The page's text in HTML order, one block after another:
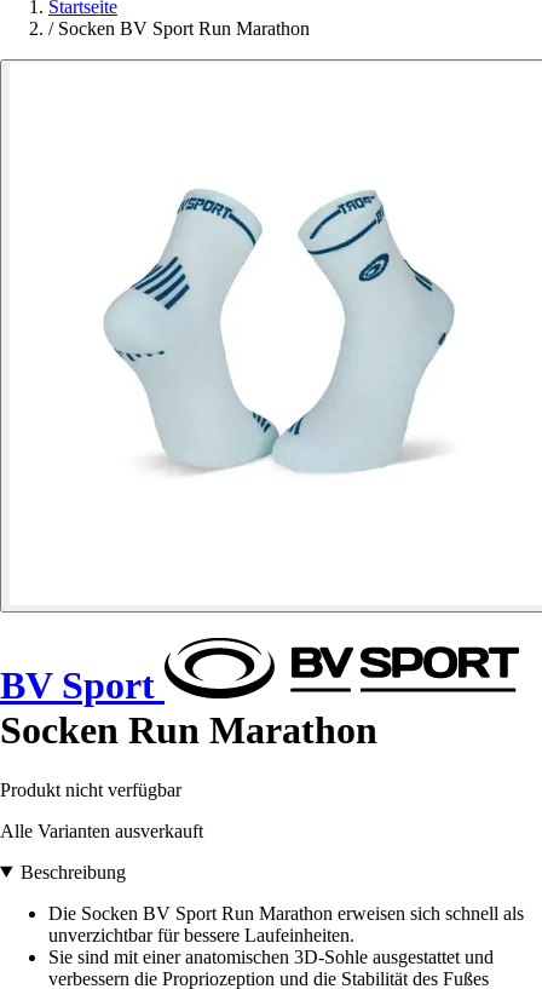
Startseite
/ Socken BV Sport Run Marathon
BV Sport
Socken Run Marathon
Produkt nicht verfügbar
Alle Varianten ausverkauft
Beschreibung
Die Socken BV Sport Run Marathon erweisen sich schnell als
unverzichtbar für bessere Laufeinheiten.
Sie sind mit einer anatomischen 3D-Sohle ausgestattet und
verbessern die Propriozeption und die Stabilität des Fußes